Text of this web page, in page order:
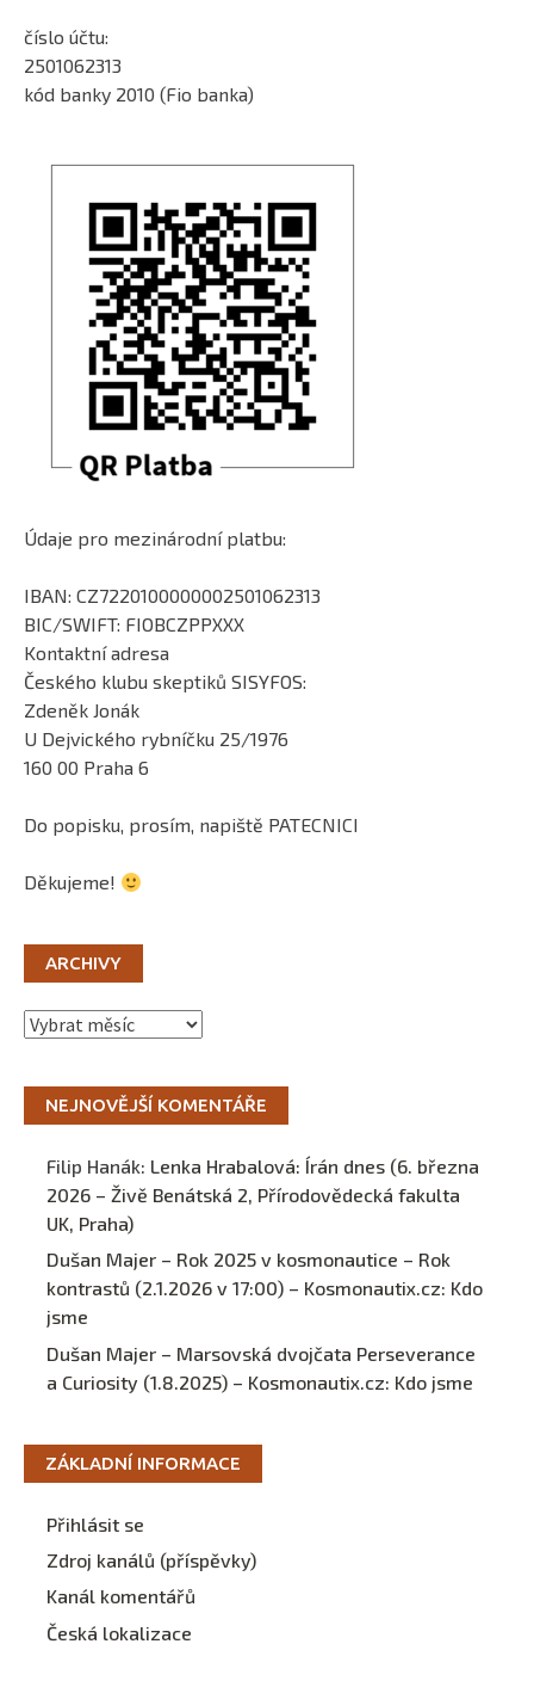
číslo účtu:
2501062313
kód banky 2010 (Fio banka)
Údaje pro mezinárodní platbu:
IBAN: CZ7220100000002501062313
BIC/SWIFT: FIOBCZPPXXX
Kontaktní adresa
Českého klubu skeptiků SISYFOS:
Zdeněk Jonák
U Dejvického rybníčku 25/1976
160 00 Praha 6
Do popisku, prosím, napiště PATECNICI
Děkujeme!
ARCHIVY
Archivy
NEJNOVĚJŠÍ KOMENTÁŘE
Filip Hanák: Lenka Hrabalová: Írán dnes (6. března
2026 – Živě Benátská 2, Přírodovědecká fakulta
UK, Praha)
Dušan Majer – Rok 2025 v kosmonautice – Rok
kontrastů (2.1.2026 v 17:00) – Kosmonautix.cz: Kdo
jsme
Dušan Majer – Marsovská dvojčata Perseverance
a Curiosity (1.8.2025) – Kosmonautix.cz: Kdo jsme
ZÁKLADNÍ INFORMACE
Přihlásit se
Zdroj kanálů (příspěvky)
Kanál komentářů
Česká lokalizace